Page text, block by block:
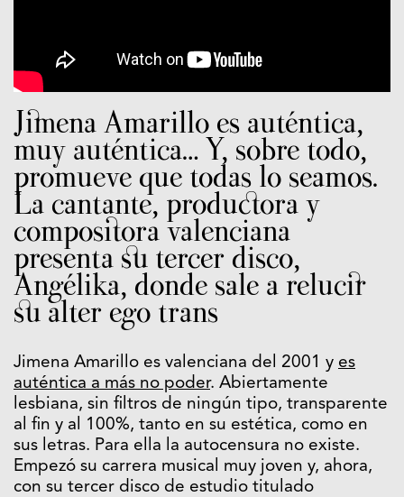
Jimena Amarillo es auténtica,
muy auténtica… Y, sobre todo,
promueve que todas lo seamos.
La cantante, productora y
compositora valenciana
presenta su tercer disco,
Angélika, donde sale a relucir
su alter ego trans
Jimena Amarillo es valenciana del 2001 y es
auténtica a más no poder. Abiertamente
lesbiana, sin filtros de ningún tipo, transparente
al fin y al 100%, tanto en su estética, como en
sus letras. Para ella la autocensura no existe.
Empezó su carrera musical muy joven y, ahora,
con su tercer disco de estudio titulado